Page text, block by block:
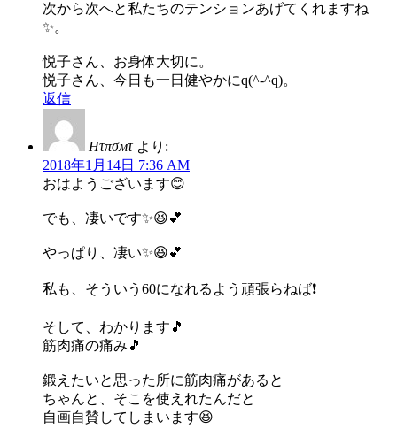
次から次へと私たちのテンションあげてくれますね
✨。
悦子さん、お身体大切に。
悦子さん、今日も一日健やかにq(^-^q)。
返信
Нτπσмτ より:
2018年1月14日 7:36 AM
おはようございます😊
でも、凄いです✨😆💕
やっぱり、凄い✨😆💕
私も、そういう60になれるよう頑張らねば❗
そして、わかります🎵
筋肉痛の痛み🎵
鍛えたいと思った所に筋肉痛があると
ちゃんと、そこを使えれたんだと
自画自賛してしまいます😆